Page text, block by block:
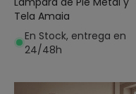
Tela Amaia
En Stock, entrega en
24/48h